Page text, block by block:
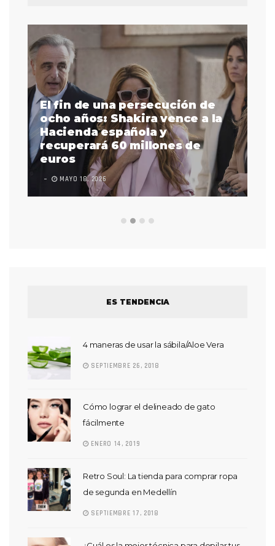
El fin de una persecución de
ocho años: Shakira vence a la
Hacienda española y
recuperará 60 millones de
euros
MAYO 18, 2026
ES TENDENCIA
4 maneras de usar la sábila/Aloe Vera
SEPTIEMBRE 26, 2018
Cómo lograr el delineado de gato
fácilmente
ENERO 14, 2019
Retro Soul: La tienda para comprar ropa
de segunda en Medellín
SEPTIEMBRE 17, 2018